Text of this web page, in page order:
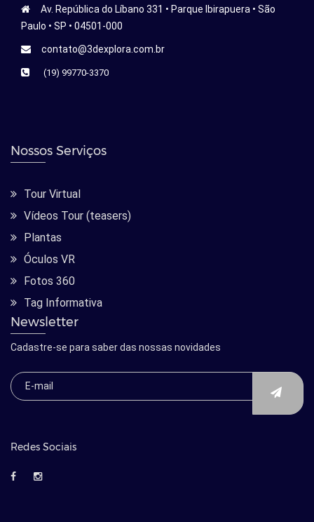
Av. República do Líbano 331 • Parque Ibirapuera • São
Paulo • SP • 04501-000
contato@3dexplora.com.br
(19) 99770-3370
Nossos Serviços
Tour Virtual
Vídeos Tour (teasers)
Plantas
Óculos VR
Fotos 360
Tag Informativa
Newsletter
Cadastre-se para saber das nossas novidades
Redes Sociais